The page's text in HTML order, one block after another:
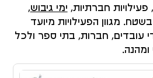
, פעילויות חברתיות, ימי גיבוש,
מגוון הפעילויות מיועד
עובדים, חברות, בתי ספר ולכל